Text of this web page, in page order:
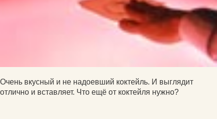
Очень вкусный и не надоевший коктейль. И выглядит
отлично и вставляет. Что ещё от коктейля нужно?